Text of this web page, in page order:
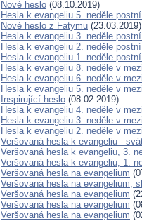
Nové heslo (08.10.2019)
Hesla k evangeliu 5. neděle
Nové heslo z Fatymu (23.03.2019)
Hesla k evangeliu 3. neděle
Hesla k evangeliu 2. neděle
Hesla k evangeliu 1. neděle
Hesla k evangeliu 8. neděle v
Hesla k evangeliu 6. neděle v
Hesla k evangeliu 5. neděle v
Inspirující heslo (08.02.2019)
Hesla k evangeliu 4. neděle v
Hesla k evangeliu 3. neděle v
Hesla k evangeliu 2. neděle v
Veršovaná hesla k evangeliu -
Veršovaná hesla k evangeliu, 3.
Veršovaná hesla k evangeliu, 1.
Veršovaná hesla na evangelium
Veršovaná hesla na evangelium,
Veršovaná hesla na evangelium
Veršovaná hesla na evangelium
Veršovaná hesla na evangelium